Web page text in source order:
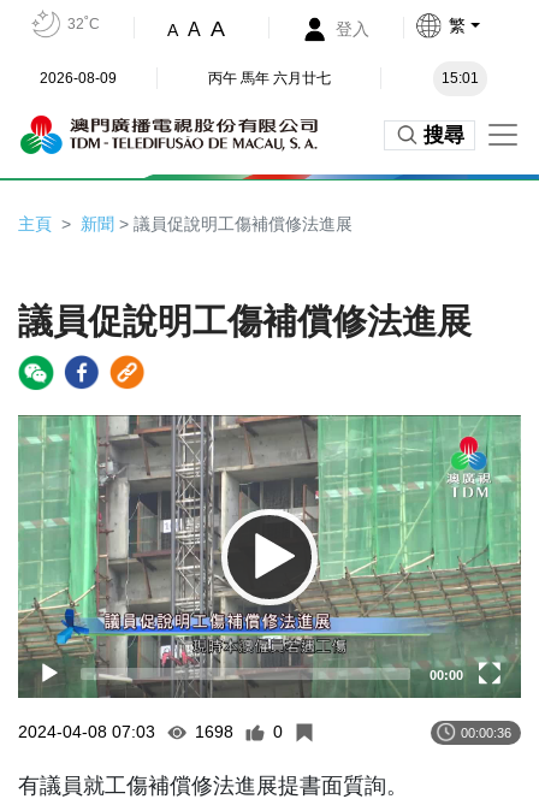
32˚C A A A 登入 繁
2026-08-09 丙午 馬年 六月廿七 15:01
搜尋
主頁 新聞 > 議員促說明工傷補償修法進展
議員促說明工傷補償修法進展
Video
00:00
2024-04-08 07:03 1698 0 00:00:36
有議員就工傷補償修法進展提書面質詢。